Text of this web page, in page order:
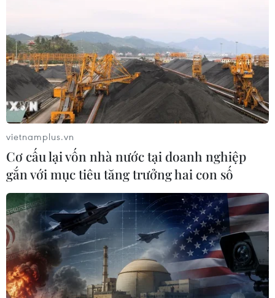
10 loại trái cây giúp hạ đồng thời
cholesterol và huyết áp
28/05/2025 04:00
Không cần các chế độ ăn kiêng khắt khe hay siêu thực
phẩm đắt đỏ, một số loại trái cây quen thuộc chính là
“trợ thủ” cho trái tim khỏe mạnh nhờ khả năng hạ
vietnamplus.vn
Cơ cấu lại vốn nhà nước tại doanh nghiệp
gắn với mục tiêu tăng trưởng hai con số